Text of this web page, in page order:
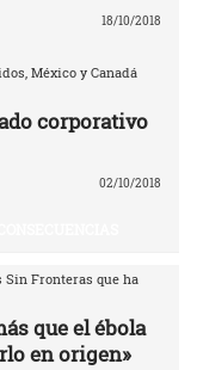
18/10/2018
México y Canadá
corporativo
02/10/2018
Sin Fronteras que ha
que el ébola
en origen»